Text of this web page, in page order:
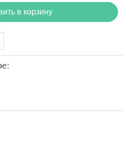
в корзину